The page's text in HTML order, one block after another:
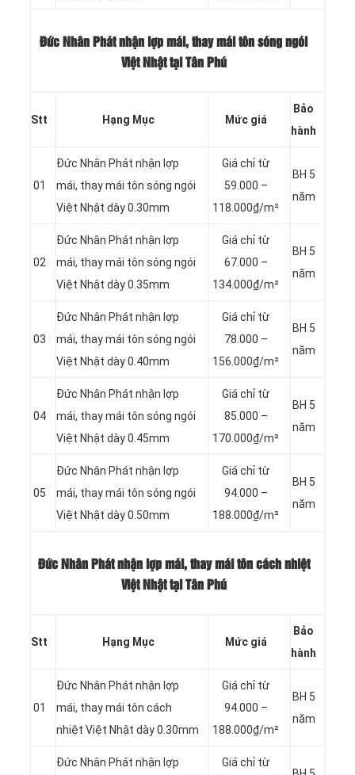
Đức Nhân Phát nhận lợp mái, thay mái tôn sóng ngói
Việt Nhật tại Tân Phú
Stt Hạng Mục Mức giá
Bảo
hành
01
Đức Nhân Phát nhận lợp
mái, thay mái tôn sóng ngói
Việt Nhật dày 0.30mm
Giá chỉ từ
59.000 –
118.000₫/m²
BH 5
năm
02
Đức Nhân Phát nhận lợp
mái, thay mái tôn sóng ngói
Việt Nhật dày 0.35mm
Giá chỉ từ
67.000 –
134.000₫/m²
BH 5
năm
03
Đức Nhân Phát nhận lợp
mái, thay mái tôn sóng ngói
Việt Nhật dày 0.40mm
Giá chỉ từ
78.000 –
156.000₫/m²
BH 5
năm
04
Đức Nhân Phát nhận lợp
mái, thay mái tôn sóng ngói
Việt Nhật dày 0.45mm
Giá chỉ từ
85.000 –
170.000₫/m²
BH 5
năm
05
Đức Nhân Phát nhận lợp
mái, thay mái tôn sóng ngói
Việt Nhật dày 0.50mm
Giá chỉ từ
94.000 –
188.000₫/m²
BH 5
năm
Đức Nhân Phát nhận lợp mái, thay mái tôn cách nhiệt
Việt Nhật tại Tân Phú
Stt Hạng Mục Mức giá
Bảo
hành
01
Đức Nhân Phát nhận lợp
mái, thay mái tôn cách
nhiệt Việt Nhật dày 0.30mm
Giá chỉ từ
94.000 –
188.000₫/m²
BH 5
năm
Đức Nhân Phát nhận lợp
Giá chỉ từ